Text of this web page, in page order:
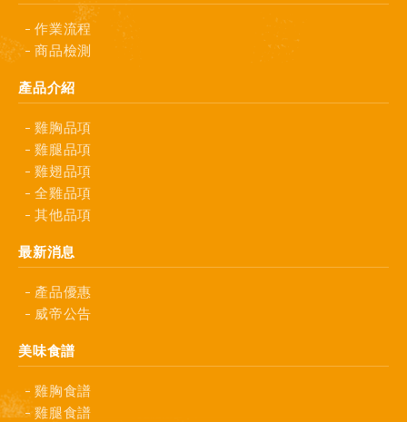
作業流程
商品檢測
產品介紹
雞胸品項
雞腿品項
雞翅品項
全雞品項
其他品項
最新消息
產品優惠
威帝公告
美味食譜
雞胸食譜
雞腿食譜